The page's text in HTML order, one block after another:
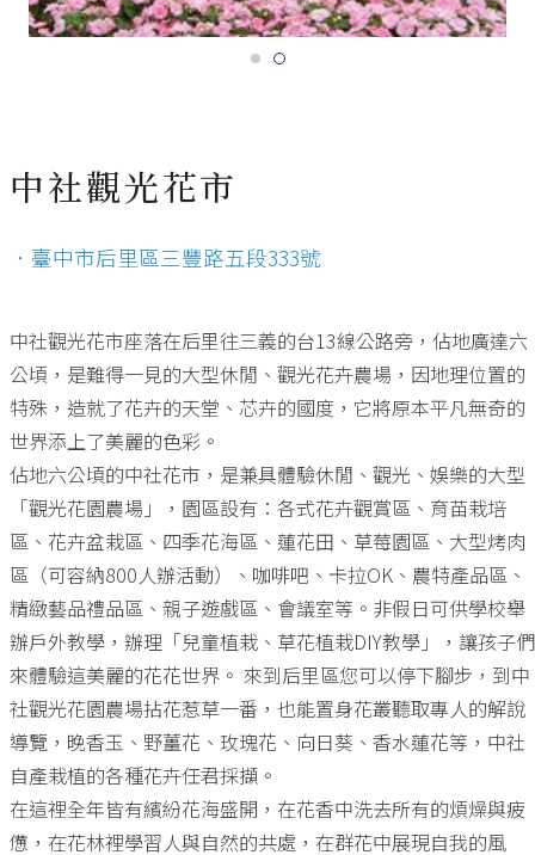
中社觀光花市
．臺中市后里區三豐路五段333號
中社觀光花市座落在后里往三義的台13線公路旁，佔地廣達六
公頃，是難得一見的大型休閒、觀光花卉農場，因地理位置的
特殊，造就了花卉的天堂、芯卉的國度，它將原本平凡無奇的
世界添上了美麗的色彩。
佔地六公頃的中社花市，是兼具體驗休閒、觀光、娛樂的大型
「觀光花園農場」，園區設有：各式花卉觀賞區、育苗栽培
區、花卉盆栽區、四季花海區、蓮花田、草莓園區、大型烤肉
區（可容納800人辦活動）、咖啡吧、卡拉OK、農特產品區、
精緻藝品禮品區、親子遊戲區、會議室等。非假日可供學校舉
辦戶外教學，辦理「兒童植栽、草花植栽DIY教學」，讓孩子們
來體驗這美麗的花花世界。 來到后里區您可以停下腳步，到中
社觀光花園農場拈花惹草一番，也能置身花叢聽取專人的解說
導覽，晚香玉、野薑花、玫瑰花、向日葵、香水蓮花等，中社
自產栽植的各種花卉任君採擷。
在這裡全年皆有繽紛花海盛開，在花香中洗去所有的煩燥與疲
憊，在花林裡學習人與自然的共處，在群花中展現自我的風